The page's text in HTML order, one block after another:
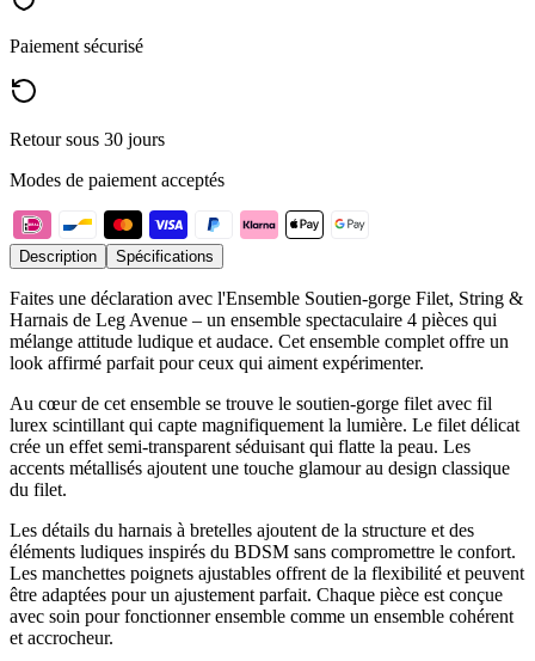
Paiement sécurisé
Retour sous 30 jours
Modes de paiement acceptés
Description Spécifications
Faites une déclaration avec l'Ensemble Soutien-gorge Filet, String &
Harnais de Leg Avenue – un ensemble spectaculaire 4 pièces qui
mélange attitude ludique et audace. Cet ensemble complet offre un
look affirmé parfait pour ceux qui aiment expérimenter.
Au cœur de cet ensemble se trouve le soutien-gorge filet avec fil
lurex scintillant qui capte magnifiquement la lumière. Le filet délicat
crée un effet semi-transparent séduisant qui flatte la peau. Les
accents métallisés ajoutent une touche glamour au design classique
du filet.
Les détails du harnais à bretelles ajoutent de la structure et des
éléments ludiques inspirés du BDSM sans compromettre le confort.
Les manchettes poignets ajustables offrent de la flexibilité et peuvent
être adaptées pour un ajustement parfait. Chaque pièce est conçue
avec soin pour fonctionner ensemble comme un ensemble cohérent
et accrocheur.